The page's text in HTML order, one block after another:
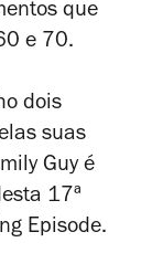
que
e 70.
dois
suas
Guyé
17ª
Episode.